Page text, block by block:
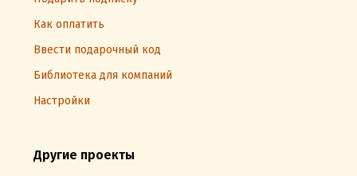
Как оплатить
Ввести подарочный код
Библиотека для компаний
Настройки
Другие проекты